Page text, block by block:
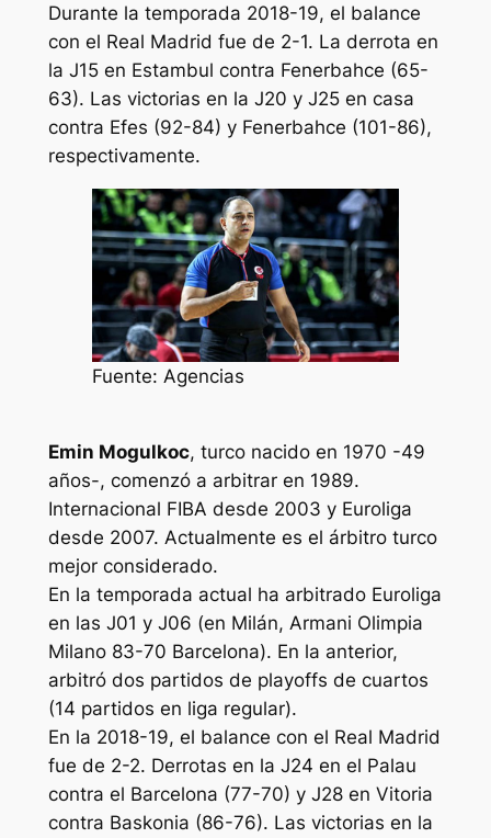
Durante la temporada 2018-19, el balance
con el Real Madrid fue de 2-1. La derrota en
la J15 en Estambul contra Fenerbahce (65-
63). Las victorias en la J20 y J25 en casa
contra Efes (92-84) y Fenerbahce (101-86),
respectivamente.
Fuente: Agencias
Emin Mogulkoc, turco nacido en 1970 -49
años-, comenzó a arbitrar en 1989.
Internacional FIBA desde 2003 y Euroliga
desde 2007. Actualmente es el árbitro turco
mejor considerado.
En la temporada actual ha arbitrado Euroliga
en las J01 y J06 (en Milán, Armani Olimpia
Milano 83-70 Barcelona). En la anterior,
arbitró dos partidos de playoffs de cuartos
(14 partidos en liga regular).
En la 2018-19, el balance con el Real Madrid
fue de 2-2. Derrotas en la J24 en el Palau
contra el Barcelona (77-70) y J28 en Vitoria
contra Baskonia (86-76). Las victorias en la